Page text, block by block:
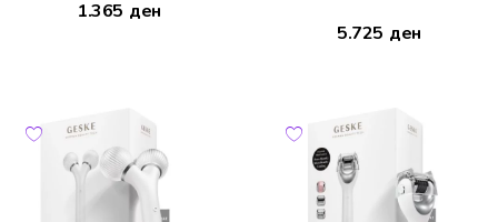
1.365 ден
5.725 ден